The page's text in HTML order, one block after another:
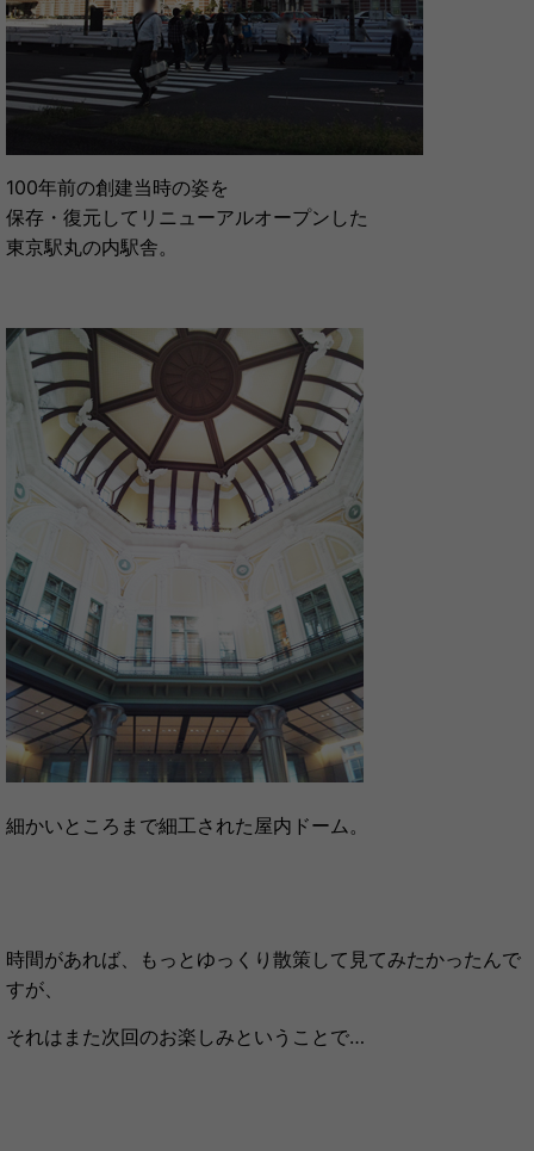
100年前の創建当時の姿を
保存・復元してリニューアルオープンした
東京駅丸の内駅舎。
細かいところまで細工された屋内ドーム。
時間があれば、もっとゆっくり散策して 見てみたかったんで
すが、
それはまた次回のお楽しみということで…